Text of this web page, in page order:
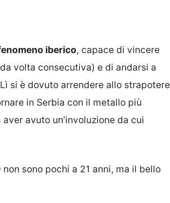
iberico, capace di vincere
volta consecutiva) e di andarsi a
si è dovuto arrendere allo strapotere
in Serbia con il metallo più
aver avuto un’involuzione da cui
sono pochi a 21 anni, ma il bello